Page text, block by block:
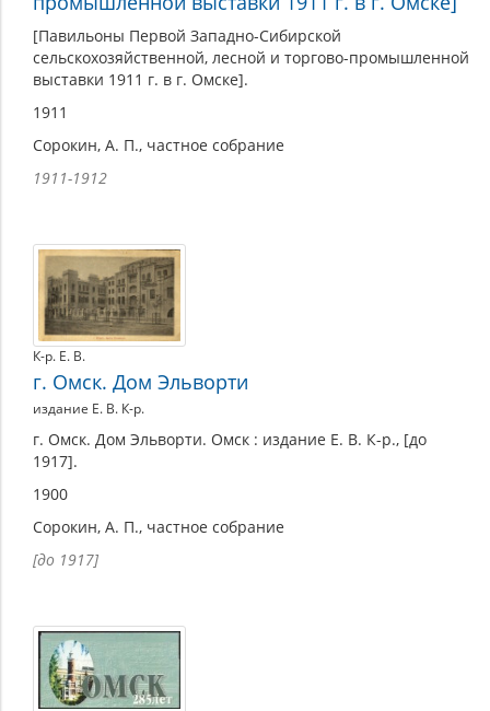
[Павильоны Первой Западно-Сибирской
сельскохозяйственной, лесной и торгово-промышленной
выставки 1911 г. в г. Омске].
1911
Сорокин, А. П., частное собрание
1911-1912
К-р. Е. В.
г. Омск. Дом Эльворти
издание Е. В. К-р.
г. Омск. Дом Эльворти. Омск : издание Е. В. К-р., [до
1917].
1900
Сорокин, А. П., частное собрание
[до 1917]